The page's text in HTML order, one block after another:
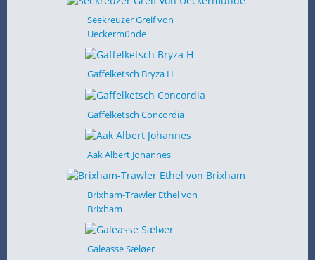
Seekreuzer Greif von
Ueckermünde
Gaffelketsch Bryza H
Gaffelketsch Concordia
Aak Albert Johannes
Brixham-Trawler Ethel von
Brixham
Galeasse Sæløer